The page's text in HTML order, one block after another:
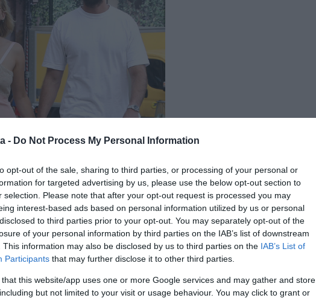
- Do Not Process My Personal Information
opt-out of the sale, sharing to third parties, or processing of your personal or
for targeted advertising by us, please use the below opt-out section to
selection. Please note that after your opt-out request is processed you may
interest-based ads based on personal information utilized by us or personal
to third parties prior to your opt-out. You may separately opt-out of the
of your personal information by third parties on the IAB’s list of downstream
This information may also be disclosed by us to third parties on the IAB’s List of
Participants that may further disclose it to other third parties.
that this website/app uses one or more Google services and may gather and store
but not limited to your visit or usage behaviour. You may click to grant or